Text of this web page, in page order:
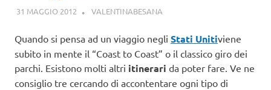
31 MAGGIO 2012 VALENTINABESANA
Quando si pensa ad un viaggio negli Stati Unitiviene
subito in mente il “Coast to Coast” o il classico giro dei
parchi. Esistono molti altri itinerari da poter fare. Ve ne
consiglio tre cercando di accontentare ogni tipo di